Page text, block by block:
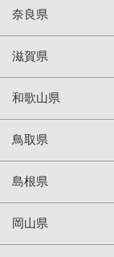
奈良県
滋賀県
和歌山県
鳥取県
島根県
岡山県